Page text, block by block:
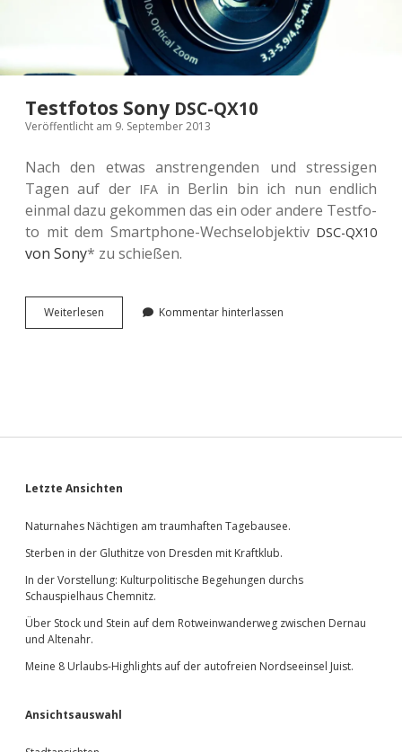
Testfotos Sony DSC-QX10
Veröffentlicht am 9. September 2013
Nach den etwas anstren­gen­den und stres­si­gen
Tagen auf der IFA in Berlin bin ich nun end­lich
einmal dazu gekom­men das ein oder andere Test­fo­
to mit dem Smart­phone-Wech­sel­ob­jek­tiv DSC-QX10
von Sony* zu schießen.
Wei­ter­le­sen
fo­
Kommentar hinterlassen
Sidebar
Letzte Ansichten
Naturnahes Nächtigen am traumhaften Tagebausee.
Sterben in der Gluthitze von Dresden mit Kraftklub.
In der Vorstellung: Kulturpolitische Begehungen durchs
Schauspielhaus Chemnitz.
Über Stock und Stein auf dem Rotweinwanderweg zwischen Dernau
und Altenahr.
Meine 8 Urlaubs-Highlights auf der autofreien Nordseeinsel Juist.
Ansichtsauswahl